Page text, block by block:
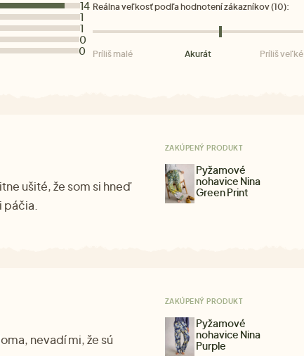
14
1
1
0
0
Reálna veľkosť podľa hodnotení zákazníkov (10):
Príliš malé Akurát Príliš veľké
ušité, že som si hneď
ZAKÚPENÝ PRODUKT
Pyžamové
nohavice Nina
Green Print
nevadí mi, že sú
ZAKÚPENÝ PRODUKT
Pyžamové
nohavice Nina
Purple